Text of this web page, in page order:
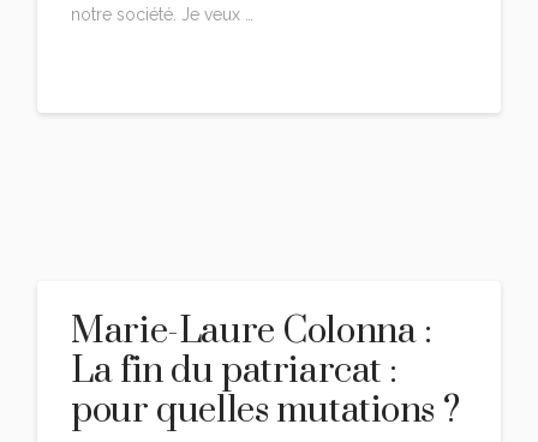
notre société. Je veux …
Marie-Laure Colonna :
La fin du patriarcat :
pour quelles mutations ?